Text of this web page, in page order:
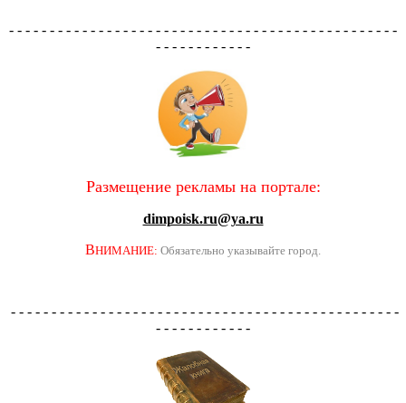
- - - - - - - - - - - - - - - - - - - - - - - - - - - - - - - - - - - - - - - - - - - - - - - -
- - - - - - - - - - - -
Размещение рекламы на портале:
dimpoisk.ru@ya.ru
ВНИМАНИЕ: Обязательно указывайте город.
- - - - - - - - - - - - - - - - - - - - - - - - - - - - - - - - - - - - - - - - - - - - - - - -
- - - - - - - - - - - -